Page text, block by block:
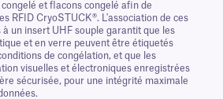
et flacons congelé afin de
RFID CryoSTUCK®. L'association de ces
un insert UHF souple garantit que les
et en verre peuvent être étiquetés
de congélation, et que les
visuelles et électroniques enregistrées
sécurisée, pour une intégrité maximale